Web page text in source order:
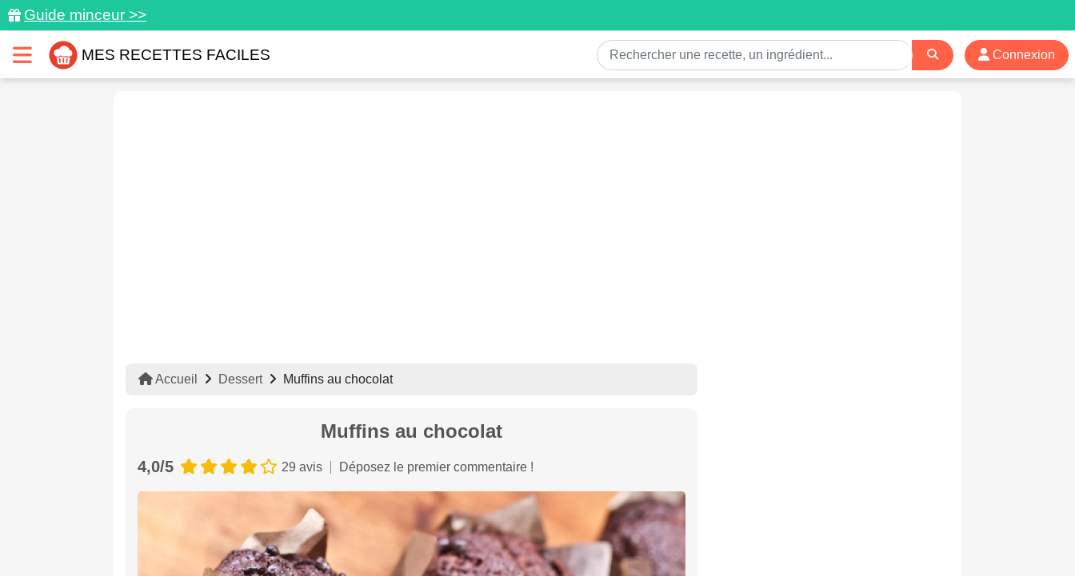
Guide minceur >>
MES RECETTES FACILES Connexion
Accueil Dessert Muffins au chocolat
Muffins au chocolat
4,0/5 29 avis Déposez le premier commentaire !